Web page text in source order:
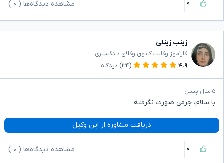
۰ مشاهده دیدگاه‌ها ( ۰
زینب زینلی
کارآموز وکالت کانون وکلای دادگستری
۴.۹
(۳۴) دیدگاه
۵ سال پیش
با سلام، جرمی صورت نگرفته
دریافت مشاوره از این وکیل
۰ مشاهده دیدگاه‌ها ( ۰